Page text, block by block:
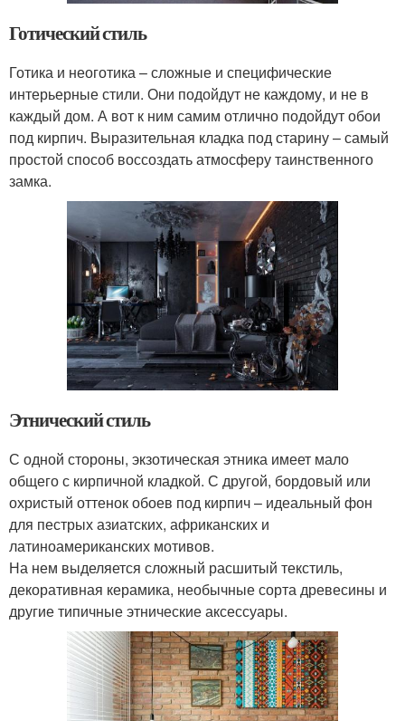
Готический стиль
Готика и неоготика – сложные и специфические
интерьерные стили. Они подойдут не каждому, и не в
каждый дом. А вот к ним самим отлично подойдут обои
под кирпич. Выразительная кладка под старину – самый
простой способ воссоздать атмосферу таинственного
замка.
Этнический стиль
С одной стороны, экзотическая этника имеет мало
общего с кирпичной кладкой. С другой, бордовый или
охристый оттенок обоев под кирпич – идеальный фон
для пестрых азиатских, африканских и
латиноамериканских мотивов.
На нем выделяется сложный расшитый текстиль,
декоративная керамика, необычные сорта древесины и
другие типичные этнические аксессуары.